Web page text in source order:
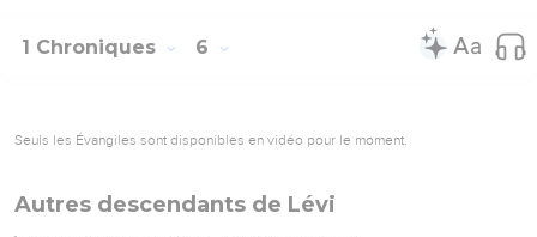
1 Chroniques 6
Seuls les Évangiles sont disponibles en vidéo pour le moment.
Autres descendants de Lévi